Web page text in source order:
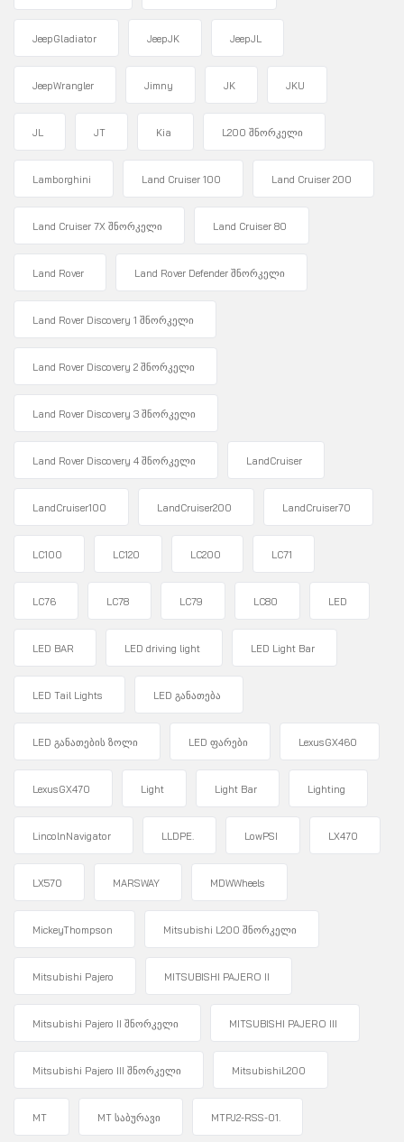
JeepGladiator JeepJK JeepJL
JeepWrangler Jimny JK JKU
JL JT Kia L200 შნორკელი
Lamborghini Land Cruiser 100 Land Cruiser 200
Land Cruiser 7X შნორკელი Land Cruiser 80
Land Rover Land Rover Defender შნორკელი
Land Rover Discovery 1 შნორკელი
Land Rover Discovery 2 შნორკელი
Land Rover Discovery 3 შნორკელი
Land Rover Discovery 4 შნორკელი LandCruiser
LandCruiser100 LandCruiser200 LandCruiser70
LC100 LC120 LC200 LC71
LC76 LC78 LC79 LC80 LED
LED BAR LED driving light LED Light Bar
LED Tail Lights LED განათება
LED განათების ზოლი LED ფარები LexusGX460
LexusGX470 Light Light Bar Lighting
LincolnNavigator LLDPE. LowPSI LX470
LX570 MARSWAY MDWWheels
MickeyThompson Mitsubishi L200 შნორკელი
Mitsubishi Pajero MITSUBISHI PAJERO II
Mitsubishi Pajero II შნორკელი MITSUBISHI PAJERO III
Mitsubishi Pajero III შნორკელი MitsubishiL200
MT MT საბურავი MTPJ2-RSS-01.